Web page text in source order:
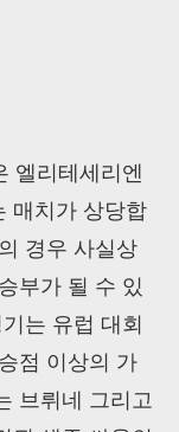
엘리테세리엔
매치가 상당합
경우 사실상
부가 될 수 있
는 유럽 대회
점 이상의 가
브뤼네 그리고